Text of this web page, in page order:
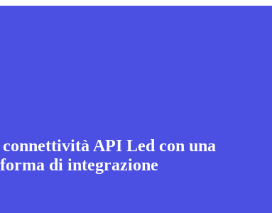
API Led con una
di integrazione